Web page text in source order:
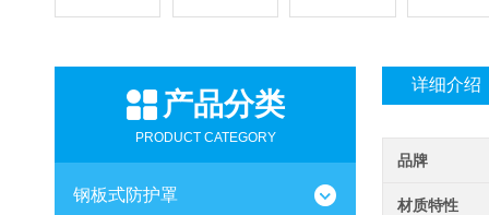
产品分类
PRODUCT CATEGORY
钢板式防护罩
详细介绍
品牌
材质特性